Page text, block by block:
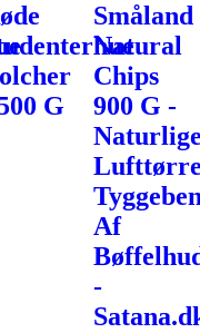
G
Småland
Natural
Chips
900 G -
Af
-